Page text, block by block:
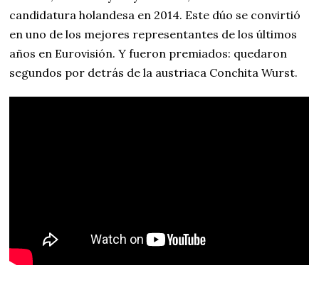
candidatura holandesa en 2014. Este dúo se convirtió
en uno de los mejores representantes de los últimos
años en Eurovisión. Y fueron premiados: quedaron
segundos por detrás de la austriaca Conchita Wurst.